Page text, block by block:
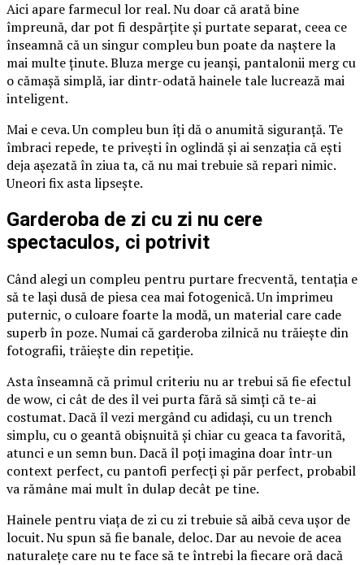
Aici apare farmecul lor real. Nu doar că arată bine
împreună, dar pot fi despărțite și purtate separat, ceea ce
înseamnă că un singur compleu bun poate da naștere la
mai multe ținute. Bluza merge cu jeanși, pantalonii merg cu
o cămașă simplă, iar dintr-odată hainele tale lucrează mai
inteligent.
Mai e ceva. Un compleu bun îți dă o anumită siguranță. Te
îmbraci repede, te privești în oglindă și ai senzația că ești
deja așezată în ziua ta, că nu mai trebuie să repari nimic.
Uneori fix asta lipsește.
Garderoba de zi cu zi nu cere
spectaculos, ci potrivit
Când alegi un compleu pentru purtare frecventă, tentația e
să te lași dusă de piesa cea mai fotogenică. Un imprimeu
puternic, o culoare foarte la modă, un material care cade
superb în poze. Numai că garderoba zilnică nu trăiește din
fotografii, trăiește din repetiție.
Asta înseamnă că primul criteriu nu ar trebui să fie efectul
de wow, ci cât de des îl vei purta fără să simți că te-ai
costumat. Dacă îl vezi mergând cu adidași, cu un trench
simplu, cu o geantă obișnuită și chiar cu geaca ta favorită,
atunci e un semn bun. Dacă îl poți imagina doar într-un
context perfect, cu pantofi perfecți și păr perfect, probabil
va rămâne mai mult în dulap decât pe tine.
Hainele pentru viața de zi cu zi trebuie să aibă ceva ușor de
locuit. Nu spun să fie banale, deloc. Dar au nevoie de acea
naturalețe care nu te face să te întrebi la fiecare oră dacă